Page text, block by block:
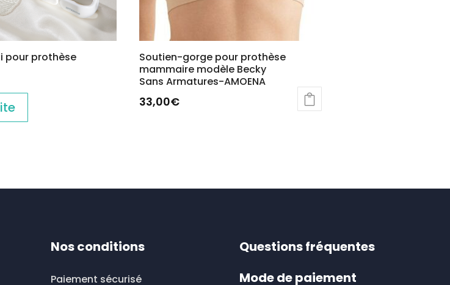
pour prothèse
Soutien-gorge pour prothèse
mammaire modèle Becky
Sans Armatures-AMOENA
33,00€
variations.
choisies
Nos conditions
Paiement sécurisé
Questions fréquentes
Mode de paiement